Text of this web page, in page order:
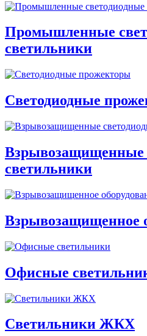
Промышленные
светильники
Светодиодные
Взрывозащищенные
светильники
Взрывозащищенное
Офисные
Cветильники ЖКХ